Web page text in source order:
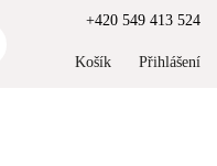
+420 549 413 524
Košík Přihlášení